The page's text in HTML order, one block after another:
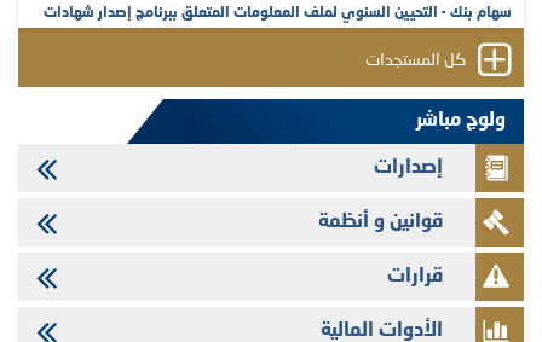
سهام بنك - التحيين السنوي لملف المعلومات المتعلق ببرنامج إصدار شهادات
31/07/2026
VEOLIA ENVIRONNEMENT - تؤشر الهيئة المغربية لسوق الرساميل على
المنشور النهائي المتعلق بالزيادة في الرأسمال المخصصة لأجراء المجموعة
29/07/2026
وفابايل - التحيين السنوي لملف المعلومات المتعلق ببرنامج إصدار سندات
شركات التمويل
29/07/2026
تهنئة بمناسبة عيد العرش المجيد
29/07/2026
كل المستجدات
ولوج مباشر
إصدارات
قوانين و أنظمة
قرارات
الأدوات المالية